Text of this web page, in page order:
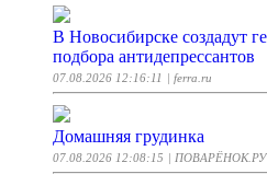
В Новосибирске создадут
подбора антидепрессантов
07.08.2026 12:16:11 | ferra.ru
Домашняя грудинка
07.08.2026 12:08:15 | ПОВАРЁНОК.РУ